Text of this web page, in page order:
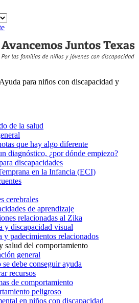
para niños con discapacidad y
de la salud
que hay algo diferente
diagnóstico, ¿por dónde empiezo?
discapacidades
en la Infancia (ECI)
cerebrales
de aprendizaje
relacionadas al Zika
y discapacidad visual
y padecimientos relacionados
salud del comportamiento
general
se debe conseguir ayuda
recursos
de comportamiento
peligroso
en niños con discapacidad